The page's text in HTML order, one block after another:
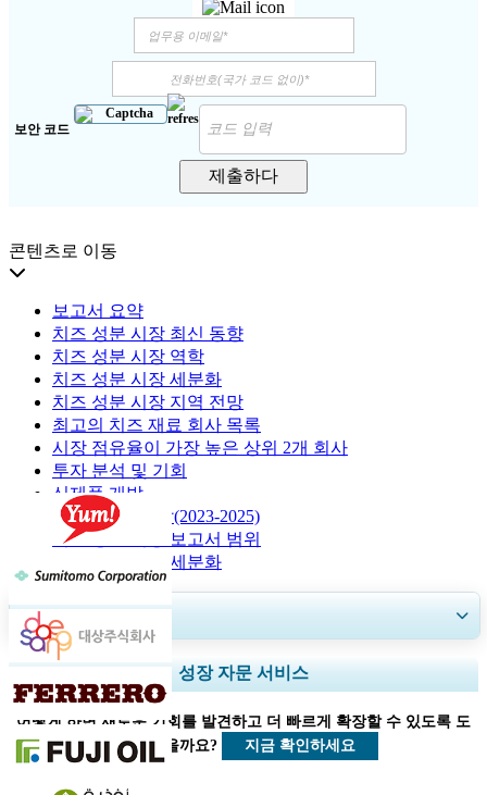
보안 코드
제출하다
콘텐츠로 이동
보고서 요약
치즈 성분 시장 최신 동향
치즈 성분 시장 역학
치즈 성분 시장 세분화
치즈 성분 시장 지역 전망
최고의 치즈 재료 회사 목록
시장 점유율이 가장 높은 상위 2개 회사
투자 분석 및 기회
신제품 개발
5가지 최근 개발(2023-2025)
치즈 성분 시장 보고서 범위
치즈 성분 시장 세분화
30~60시간
지역 및 국가 범위 확장, 세그먼트 분석, 기업 프로필, 경쟁 벤치마킹, 및 최
종 사용자 인사이트.
지금 맞춤 설정
성장 자문 서비스
어떻게 하면 새로운 기회를 발견하고 더 빠르게 확장할 수 있도록 도
울 수 있을까요?
지금 확인하세요